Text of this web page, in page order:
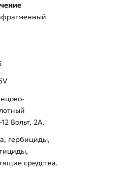
Вольт, 2А.
гербициды,
средства.